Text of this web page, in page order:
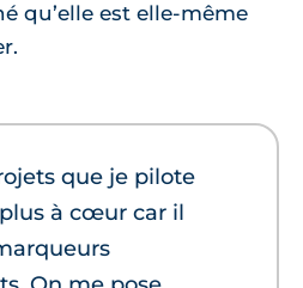
qu’elle est elle-même
que je pilote
à cœur car il